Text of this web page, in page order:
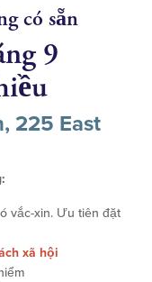
có sẵn
9
225 East
vắc-xin. Ưu tiên đặt
xã hội